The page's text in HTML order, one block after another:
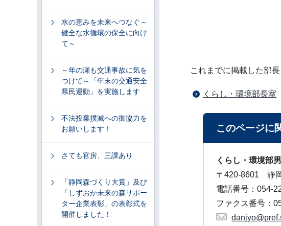
これまでに掲載した部
くらし・環境部長室
このページに
くらし・環境部
〒420-8601 静
電話番号：054-
ファクス番号：
水の恵みを未来へつなぐ～
健全な水循環の保全に向け
て～
～年の瀬も交通事故に気を
つけて～「年末の交通安全
県民運動」を実施します
不法投棄撲滅への御協力を
お願いします！
さても官房、三課あり
「静岡森づくり大賞」及び
「しずおか未来の森サポー
ター企業表彰」の表彰式を
開催しました！